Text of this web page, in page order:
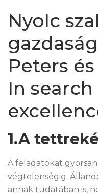
Nyolc
Peters
In
1.A
A feladatokat
végtelenségig.
annak tudatában is,